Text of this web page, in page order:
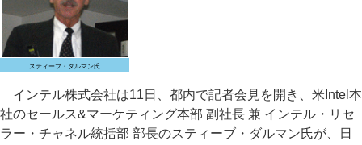
スティーブ・ダルマン氏
インテル株式会社は11日、都内で記者会見を開き、米Intel本
社のセールス&マーケティング本部 副社長 兼 インテル・リセ
ラー・チャネル統括部 部長のスティーブ・ダルマン氏が、日